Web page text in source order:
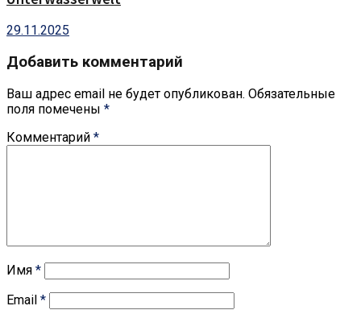
29.11.2025
Добавить комментарий
Ваш адрес email не будет опубликован. Обязательные
поля помечены *
Комментарий *
Имя *
Email *